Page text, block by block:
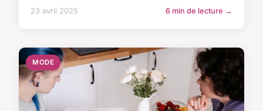
23 avril 2025 6 min de lecture →
MODE